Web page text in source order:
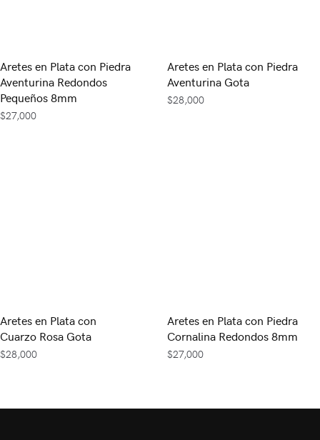
Aretes en Plata con Piedra
Aventurina Redondos
Pequeños 8mm
$27,000
Aretes en Plata con Piedra
Aventurina Gota
$28,000
Aretes en Plata con
Cuarzo Rosa Gota
$28,000
Aretes en Plata con Piedra
Cornalina Redondos 8mm
$27,000